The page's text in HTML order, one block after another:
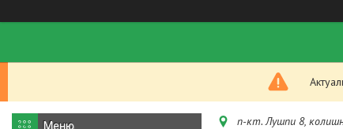
п-кт. Лушпи 8,